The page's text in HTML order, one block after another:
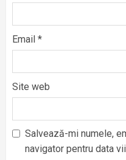
Email *
Site web
Salvează-mi numele,
navigator pentru data